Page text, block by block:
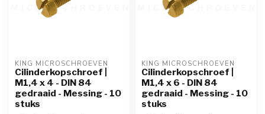
KING MICROSCHROEVEN
Cilinderkopschroef |
M1,4 x 4 - DIN 84
gedraaid - Messing - 10
stuks
KING MICROSCHROEVEN
Cilinderkopschroef |
M1,4 x 6 - DIN 84
gedraaid - Messing - 10
stuks